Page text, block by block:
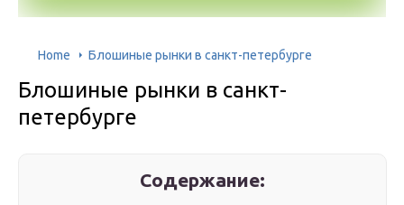
Home Блошиные рынки в санкт-петербурге
Блошиные рынки в санкт-
петербурге
Содержание: